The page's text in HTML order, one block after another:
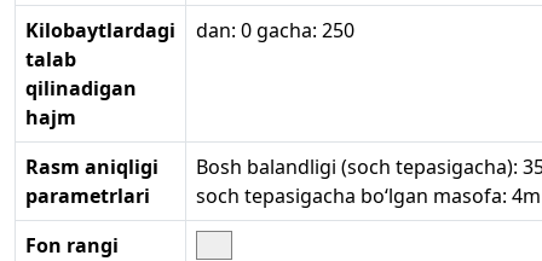
Kilobaytlardagi
talab
qilinadigan
hajm
dan: 0 gacha: 250
Rasm aniqligi
parametrlari
Bosh balandligi (soch tepasigacha):
soch tepasigacha bo‘lgan masofa:
Fon rangi